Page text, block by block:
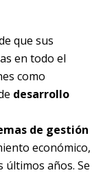
que sus
en todo el
como
desarrollo
de gestión
económico,
últimos años. Se